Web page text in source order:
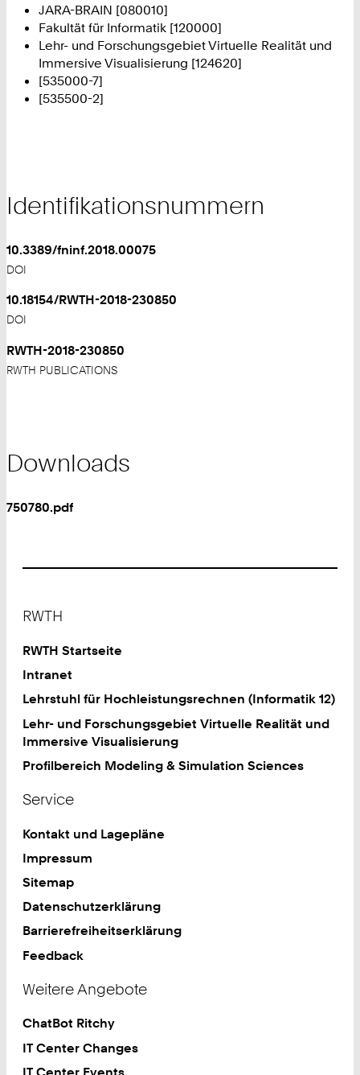
JARA-BRAIN [080010]
Fakultät für Informatik [120000]
Lehr- und Forschungsgebiet Virtuelle Realität und
Immersive Visualisierung [124620]
[535000-7]
[535500-2]
Identifikationsnummern
10.3389/fninf.2018.00075
DOI
10.18154/RWTH-2018-230850
DOI
RWTH-2018-230850
RWTH PUBLICATIONS
Downloads
750780.pdf
RWTH
RWTH Startseite
Intranet
Lehrstuhl für Hochleistungsrechnen (Informatik 12)
Lehr- und Forschungsgebiet Virtuelle Realität und
Immersive Visualisierung
Profilbereich Modeling & Simulation Sciences
Service
Kontakt und Lagepläne
Impressum
Sitemap
Datenschutzerklärung
Barrierefreiheitserklärung
Feedback
Weitere Angebote
ChatBot Ritchy
IT Center Changes
IT Center Events